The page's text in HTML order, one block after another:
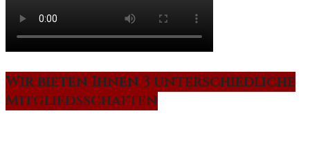
Wir bieten Ihnen 3 unterschiedliche
Mitgliedsschaften